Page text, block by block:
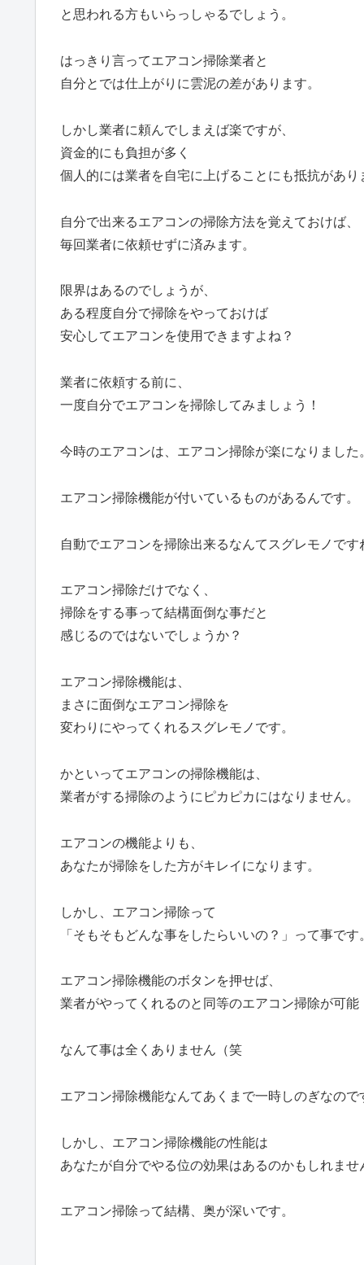
と思われる方もいらっしゃるでしょう。
はっきり言ってエアコン掃除業者と
自分とでは仕上がりに雲泥の差があります。
しかし業者に頼んでしまえば楽ですが、
資金的にも負担が多く
個人的には業者を自宅に上げることにも抵抗があり
自分で出来るエアコンの掃除方法を覚えておけば、
毎回業者に依頼せずに済みます。
限界はあるのでしょうが、
ある程度自分で掃除をやっておけば
安心してエアコンを使用できますよね？
業者に依頼する前に、
一度自分でエアコンを掃除してみましょう！
今時のエアコンは、エアコン掃除が楽になりました
エアコン掃除機能が付いているものがあるんです。
自動でエアコンを掃除出来るなんてスグレモノです
エアコン掃除だけでなく、
掃除をする事って結構面倒な事だと
感じるのではないでしょうか？
エアコン掃除機能は、
まさに面倒なエアコン掃除を
変わりにやってくれるスグレモノです。
かといってエアコンの掃除機能は、
業者がする掃除のようにピカピカにはなりません。
エアコンの機能よりも、
あなたが掃除をした方がキレイになります。
しかし、エアコン掃除って
「そもそもどんな事をしたらいいの？」って事です
エアコン掃除機能のボタンを押せば、
業者がやってくれるのと同等のエアコン掃除が可能
なんて事は全くありません（笑
エアコン掃除機能なんてあくまで一時しのぎなので
しかし、エアコン掃除機能の性能は
あなたが自分でやる位の効果はあるのかもしれませ
エアコン掃除って結構、奥が深いです。